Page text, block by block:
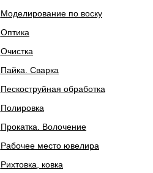
Моделирование по воску
Оптика
Очистка
Пайка. Сварка
Пескоструйная обработка
Полировка
Прокатка. Волочение
Рабочее место ювелира
Рихтовка, ковка